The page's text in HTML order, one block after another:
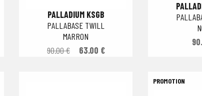
PALLADIUM KSGB
PALLABASE TWILL
MARRON
90.00 €
63.00 €